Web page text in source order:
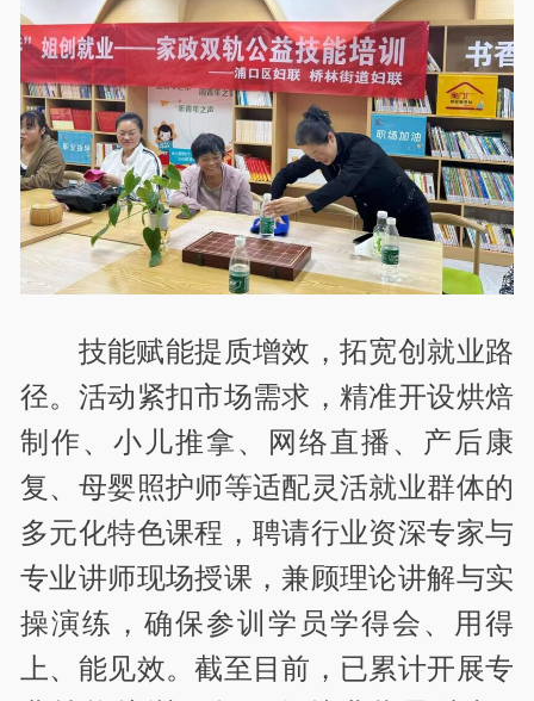
技能赋能提质增效，拓宽创就业路
径。活动紧扣市场需求，精准开设烘焙
制作、小儿推拿、网络直播、产后康
复、母婴照护师等适配灵活就业群体的
多元化特色课程，聘请行业资深专家与
专业讲师现场授课，兼顾理论讲解与实
操演练，确保参训学员学得会、用得
上、能见效。截至目前，已累计开展专